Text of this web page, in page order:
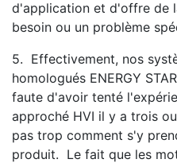
d'application et d'offre de
besoin ou un problème
5. Effectivement, nos
homologués ENERGY
faute d'avoir tenté
approché HVI il y a trois
pas trop comment s'y
produit. Le fait que les